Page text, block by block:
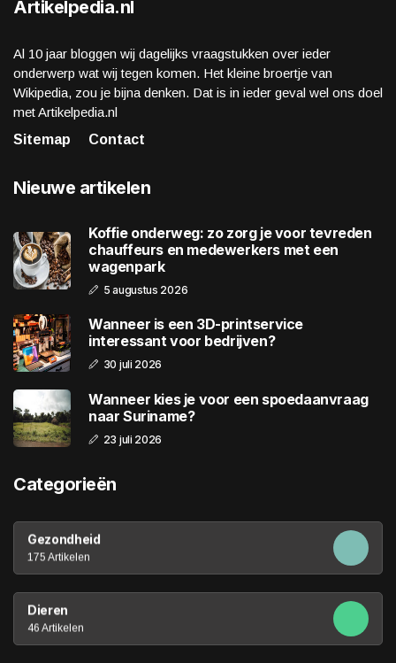
Artikelpedia.nl
Al 10 jaar bloggen wij dagelijks vraagstukken over ieder
onderwerp wat wij tegen komen. Het kleine broertje van
Wikipedia, zou je bijna denken. Dat is in ieder geval wel ons doel
met Artikelpedia.nl
Sitemap
Contact
Nieuwe artikelen
Koffie onderweg: zo zorg je voor tevreden
chauffeurs en medewerkers met een
wagenpark
5 augustus 2026
Wanneer is een 3D-printservice
interessant voor bedrijven?
30 juli 2026
Wanneer kies je voor een spoedaanvraag
naar Suriname?
23 juli 2026
Categorieën
Gezondheid
175 Artikelen
Dieren
46 Artikelen